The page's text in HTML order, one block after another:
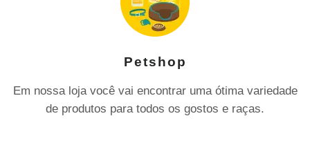
Petshop
Em nossa loja você vai encontrar uma ótima variedade
de produtos para todos os gostos e raças.